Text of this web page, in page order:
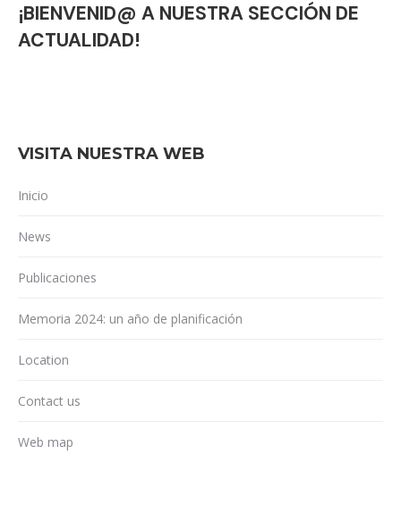
¡BIENVENID@ A NUESTRA SECCIÓN DE
ACTUALIDAD!
VISITA NUESTRA WEB
Inicio
News
Publicaciones
Memoria 2024: un año de planificación
Location
Contact us
Web map